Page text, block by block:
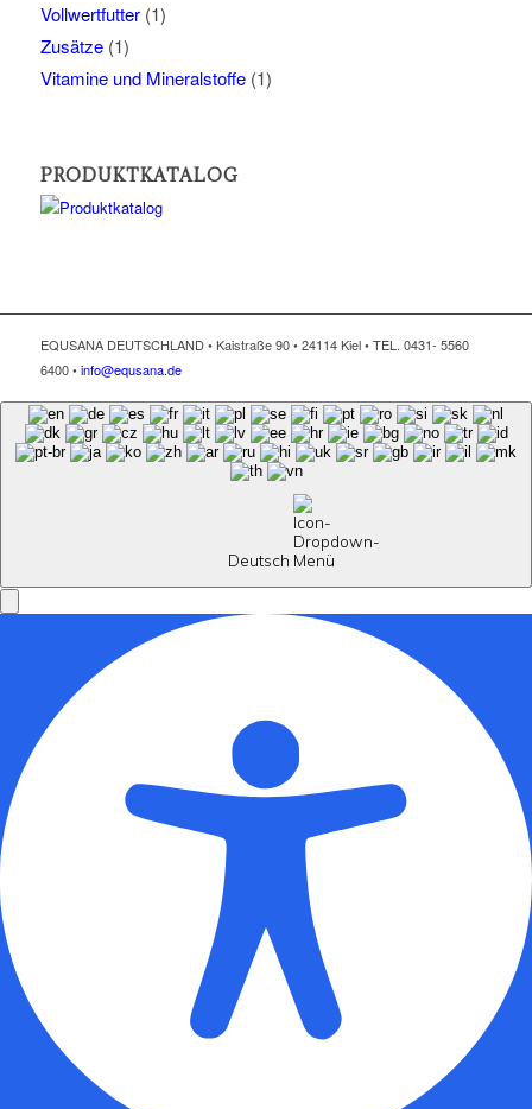
Vollwertfutter (1)
Zusätze (1)
Vitamine und Mineralstoffe (1)
PRODUKTKATALOG
EQUSANA DEUTSCHLAND • Kaistraße 90 • 24114 Kiel • TEL. 0431- 5560
6400 •info@equsana.de
Deutsch